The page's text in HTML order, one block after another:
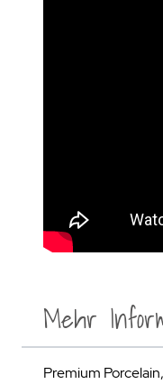
Mehr
Premium